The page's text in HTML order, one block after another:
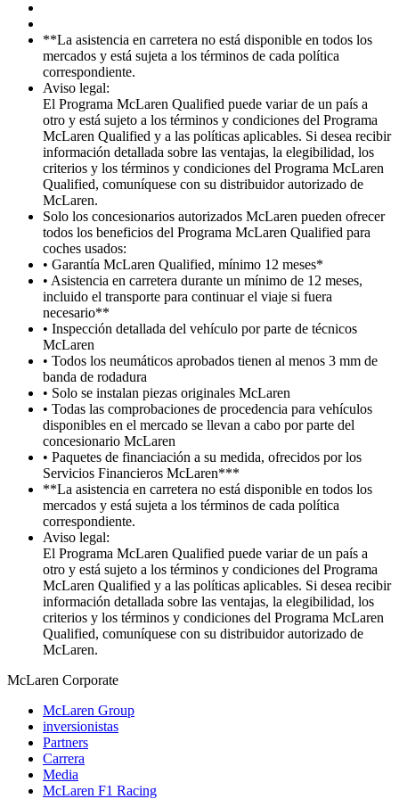
**La asistencia en carretera no está disponible en todos los
mercados y está sujeta a los términos de cada política
correspondiente.
Aviso legal:
El Programa McLaren Qualified puede variar de un país a
otro y está sujeto a los términos y condiciones del Programa
McLaren Qualified y a las políticas aplicables. Si desea recibir
información detallada sobre las ventajas, la elegibilidad, los
criterios y los términos y condiciones del Programa McLaren
Qualified, comuníquese con su distribuidor autorizado de
McLaren.
Solo los concesionarios autorizados McLaren pueden ofrecer
todos los beneficios del Programa McLaren Qualified para
coches usados:
• Garantía McLaren Qualified, mínimo 12 meses*
• Asistencia en carretera durante un mínimo de 12 meses,
incluido el transporte para continuar el viaje si fuera
necesario**
• Inspección detallada del vehículo por parte de técnicos
McLaren
• Todos los neumáticos aprobados tienen al menos 3 mm de
banda de rodadura
• Solo se instalan piezas originales McLaren
• Todas las comprobaciones de procedencia para vehículos
disponibles en el mercado se llevan a cabo por parte del
concesionario McLaren
• Paquetes de financiación a su medida, ofrecidos por los
Servicios Financieros McLaren***
**La asistencia en carretera no está disponible en todos los
mercados y está sujeta a los términos de cada política
correspondiente.
Aviso legal:
El Programa McLaren Qualified puede variar de un país a
otro y está sujeto a los términos y condiciones del Programa
McLaren Qualified y a las políticas aplicables. Si desea recibir
información detallada sobre las ventajas, la elegibilidad, los
criterios y los términos y condiciones del Programa McLaren
Qualified, comuníquese con su distribuidor autorizado de
McLaren.
McLaren Corporate
McLaren Group
inversionistas
Partners
Carrera
Media
McLaren F1 Racing